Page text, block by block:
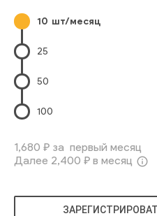
Один Родитель
Девочки-Младенцы
Мать-
маленький
довольно
привлекательный
смешно
10 шт/месяц
25
50
100
1,680 ₽ за первый месяц
Далее 2,400 ₽ в месяц info_outline